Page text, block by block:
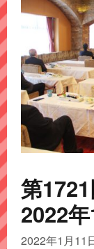
第1721
2022年
2022年1月11